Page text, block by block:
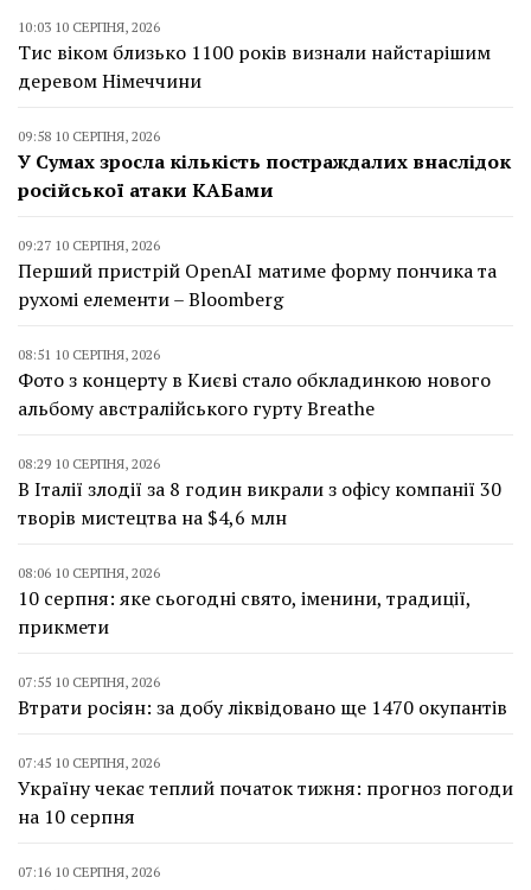
10:03 10 СЕРПНЯ, 2026
Тис віком близько 1100 років визнали найстарішим
деревом Німеччини
09:58 10 СЕРПНЯ, 2026
У Сумах зросла кількість постраждалих внаслідок
російської атаки КАБами
09:27 10 СЕРПНЯ, 2026
Перший пристрій OpenAI матиме форму пончика та
рухомі елементи – Bloomberg
08:51 10 СЕРПНЯ, 2026
Фото з концерту в Києві стало обкладинкою нового
альбому австралійського гурту Breathe
08:29 10 СЕРПНЯ, 2026
В Італії злодії за 8 годин викрали з офісу компанії 30
творів мистецтва на $4,6 млн
08:06 10 СЕРПНЯ, 2026
10 серпня: яке сьогодні свято, іменини, традиції,
прикмети
07:55 10 СЕРПНЯ, 2026
Втрати росіян: за добу ліквідовано ще 1470 окупантів
07:45 10 СЕРПНЯ, 2026
Україну чекає теплий початок тижня: прогноз погоди
на 10 серпня
07:16 10 СЕРПНЯ, 2026